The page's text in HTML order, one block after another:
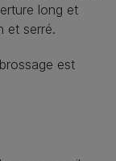
long et
et serré.
est